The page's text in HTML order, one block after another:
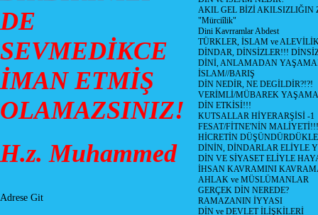
DE
SEVMEDİKCE
İMAN ETMİŞ
OLAMAZSINIZ!
H.z. Muhammed
Adrese Git
AKIL GEL BİZİ AKILSIZLIĞIN
"Mürciîlik"
Dini Kavrramlar Abdest
TÜRKLER, İSLAM ve
DİNDAR, DİNSİZLER!!!
DİNİ, ANLAMADAN
İSLAM//BARIŞ
DİN NEDİR, NE DEGİLDİR?!?!
VERİMLİ/MÜBAREK
DİN ETKİSİ!!!
KUTSALLAR HİYERARŞİSİ -1
FESAT/FİTNE'NİN MALİYETİ!!!
HİCRETİN
DİNİN, DİNDARLAR ELİYLE
DİN VE SİYASET ELİYLE
İHSAN KAVRAMINI
AHLAK ve MÜSLÜMANLAR
GERÇEK DİN NEREDE?
RAMAZANIN İYYASI
DİN ve DEVLET İLİŞKİLERİ